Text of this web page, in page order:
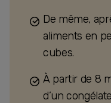
De même,
aliments en
cubes.
À partir de 8
d’un